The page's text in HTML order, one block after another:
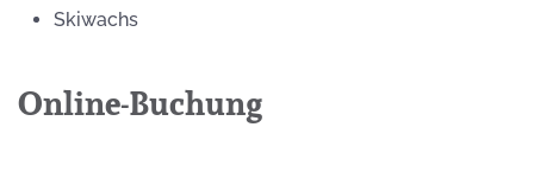
Skiwachs
Online-Buchung